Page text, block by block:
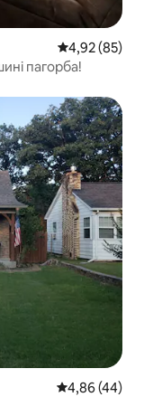
Середня
4,92 (85)
пагорба!
Середня
4,86 (44)